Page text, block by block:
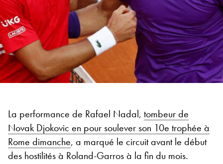
La performance de Rafael Nadal, tombeur de
Novak Djokovic en pour soulever son 10e trophée à
Rome dimanche, a marqué le circuit avant le début
des hostilités à Roland-Garros à la fin du mois.